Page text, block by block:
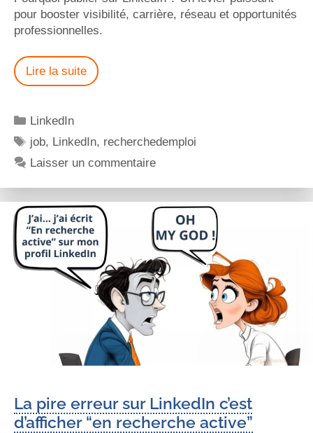
pour booster visibilité, carrière, réseau et opportunités
professionnelles.
Lire la suite
LinkedIn
job, LinkedIn, recherchedemploi
Laisser un commentaire
La pire erreur sur LinkedIn c’est
d’afficher “en recherche active”